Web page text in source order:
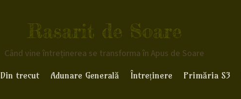
Rasarit de Soare
Când vine întreținerea se transforma în Apus de Soare
Din trecut Adunare Generală Întreținere Primăria S3